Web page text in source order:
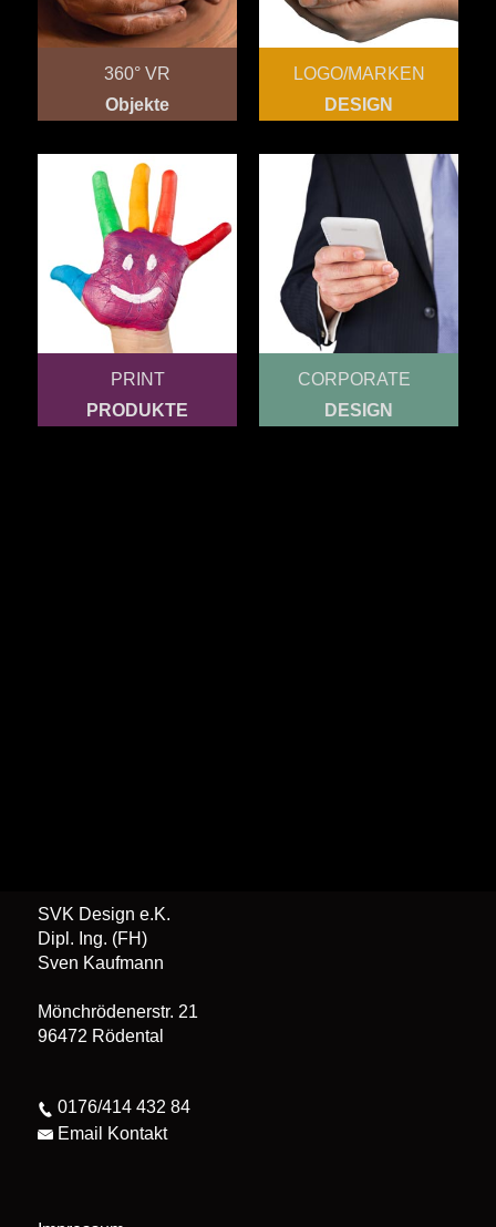
360° VR
Objekte
LOGO/MARKEN
DESIGN
PRINT
PRODUKTE
CORPORATE
DESIGN
SVK Design e.K.
Dipl. Ing. (FH)
Sven Kaufmann
Mönchrödenerstr. 21
96472 Rödental
0176/414 432 84
Email Kontakt